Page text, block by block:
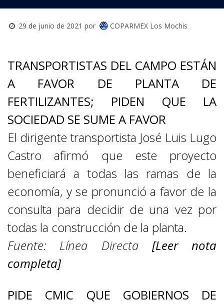
29 de junio de 2021 por COPARMEX Los Mochis
TRANSPORTISTAS DEL CAMPO ESTÁN
A FAVOR DE PLANTA DE
FERTILIZANTES; PIDEN QUE LA
SOCIEDAD SE SUME A FAVOR
El dirigente transportista José Luis Lugo
Castro afirmó que este proyecto
beneficiará a todas las ramas de la
economía, y se pronunció a favor de la
consulta para decidir de una vez por
todas la construcción de la planta.
Fuente: Línea Directa [Leer nota
completa]
PIDE CMIC QUE GOBIERNOS DE